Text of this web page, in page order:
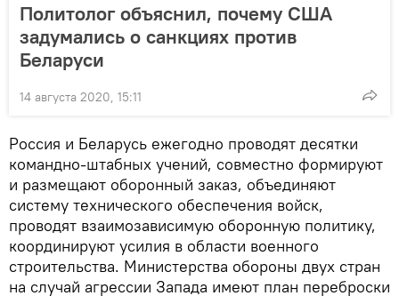
Политолог объяснил, почему США
задумались о санкциях против
Беларуси
14 августа 2020, 15:11
Россия и Беларусь ежегодно проводят десятки
командно-штабных учений, совместно формируют
и размещают оборонный заказ, объединяют
систему технического обеспечения войск,
проводят взаимозависимую оборонную политику,
координируют усилия в области военного
строительства. Министерства обороны двух стран
на случай агрессии Запада имеют план переброски